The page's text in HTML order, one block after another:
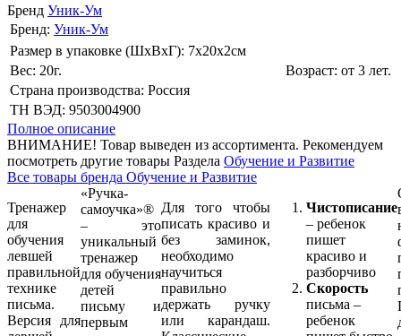
Бренд Уник-Ум
Бренд: Уник-Ум
Размер в упаковке (ШхВxГ): 7х20х2cм
Вес: 20г.
Возраст: от 3 лет.
Страна производства: Россия
ТН ВЭД: 9503004900
Полное описание
ВНИМАНИЕ! Товар выведен из ассортимента. Рекомендуем
посмотреть другие товары Раздела Обучение и Развитие
Все товары бренда Обучение и Развитие
Тренажер
для
обучения
левшей
правильной
технике
письма.
Версия для
«Ручка-
самоучка»®
– это
уникальный
тренажер
для обучения
детей
письму и
первым
Для того чтобы
писать красиво и
без заминок,
необходимо
научиться
правильно
держать ручку
или карандаш.
Чистописание
– ребенок
пишет
красиво и
разборчиво
Скорость
письма –
ребенок